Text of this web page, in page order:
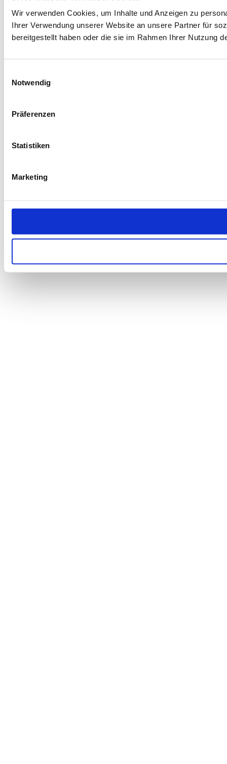
Wir verwenden Cookies, um Inhalte und Anzeigen zu
Ihrer Verwendung unserer Website an unsere Partner für
bereitgestellt haben oder die sie im Rahmen Ihrer Nutzung
Notwendig
Präferenzen
Statistiken
Marketing